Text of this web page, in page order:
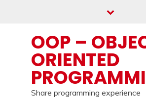
OOP –
ORIENTED
Share programming experience